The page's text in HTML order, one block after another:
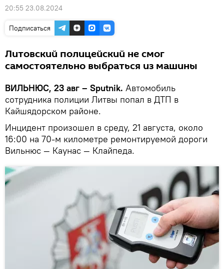
20:55 23.08.2024
Подписаться
Литовский полицейский не смог
самостоятельно выбраться из машины
ВИЛЬНЮС, 23 авг – Sputnik. Автомобиль
сотрудника полиции Литвы попал в ДТП в
Кайшядорском районе.
Инцидент произошел в среду, 21 августа, около
16:00 на 70-м километре ремонтируемой дороги
Вильнюс — Каунас — Клайпеда.